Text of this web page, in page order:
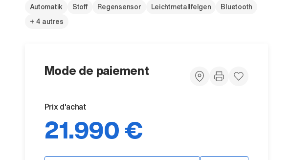
Automatik
Stoff Regensensor Leichtmetallfelgen
Bluetooth
+ 4 autres
Mode de paiement
Prix d'achat
21.990 €